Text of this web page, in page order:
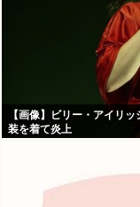
【画像】ビリー・アイリ
装を着て炎上